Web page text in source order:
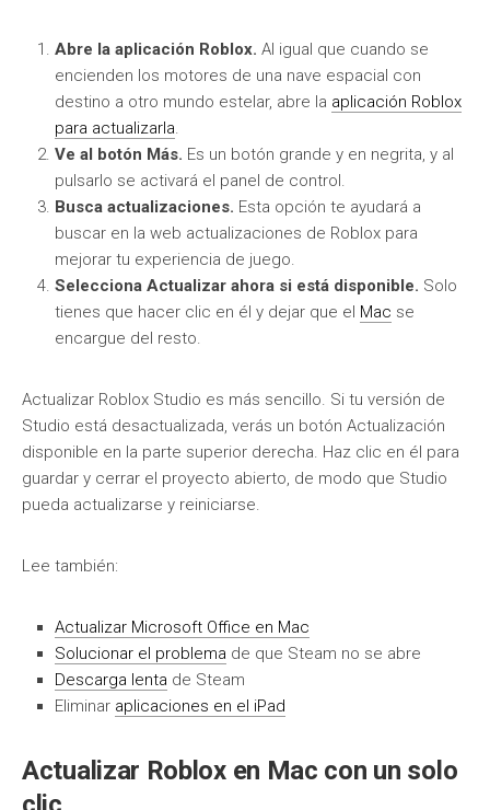
Abre la aplicación Roblox. Al igual que cuando se
encienden los motores de una nave espacial con
destino a otro mundo estelar, abre la aplicación Roblox
para actualizarla.
Ve al botón Más. Es un botón grande y en negrita, y al
pulsarlo se activará el panel de control.
Busca actualizaciones. Esta opción te ayudará a
buscar en la web actualizaciones de Roblox para
mejorar tu experiencia de juego.
Selecciona Actualizar ahora si está disponible. Solo
tienes que hacer clic en él y dejar que el Mac se
encargue del resto.
Actualizar Roblox Studio es más sencillo. Si tu versión de
Studio está desactualizada, verás un botón Actualización
disponible en la parte superior derecha. Haz clic en él para
guardar y cerrar el proyecto abierto, de modo que Studio
pueda actualizarse y reiniciarse.
Lee también:
Actualizar Microsoft Office en Mac
Solucionar el problema de que Steam no se abre
Descarga lenta de Steam
Eliminar aplicaciones en el iPad
Actualizar Roblox en Mac con un solo